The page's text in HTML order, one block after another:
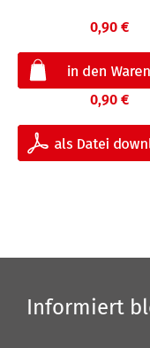
0,90 €
0,90 €
Informiert